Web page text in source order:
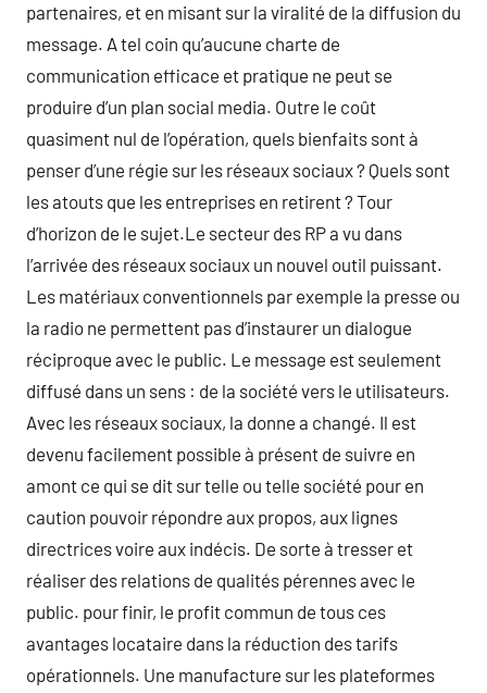
partenaires, et en misant sur la viralité de la diffusion du
message. A tel coin qu’aucune charte de
communication efficace et pratique ne peut se
produire d’un plan social media. Outre le coût
quasiment nul de l’opération, quels bienfaits sont à
penser d’une régie sur les réseaux sociaux ? Quels sont
les atouts que les entreprises en retirent ? Tour
d’horizon de le sujet.Le secteur des RP a vu dans
l’arrivée des réseaux sociaux un nouvel outil puissant.
Les matériaux conventionnels par exemple la presse ou
la radio ne permettent pas d’instaurer un dialogue
réciproque avec le public. Le message est seulement
diffusé dans un sens : de la société vers le utilisateurs.
Avec les réseaux sociaux, la donne a changé. Il est
devenu facilement possible à présent de suivre en
amont ce qui se dit sur telle ou telle société pour en
caution pouvoir répondre aux propos, aux lignes
directrices voire aux indécis. De sorte à tresser et
réaliser des relations de qualités pérennes avec le
public. pour finir, le profit commun de tous ces
avantages locataire dans la réduction des tarifs
opérationnels. Une manufacture sur les plateformes